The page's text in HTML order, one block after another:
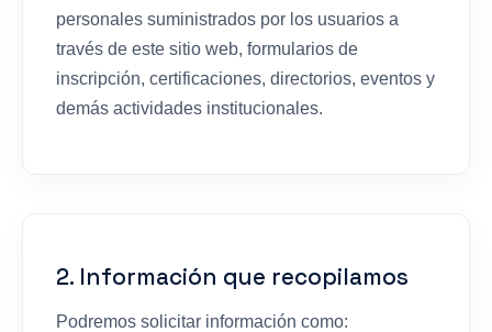
personales suministrados por los usuarios a
través de este sitio web, formularios de
inscripción, certificaciones, directorios, eventos y
demás actividades institucionales.
2. Información que recopilamos
Podremos solicitar información como: